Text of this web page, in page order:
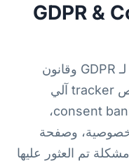
GDPR &
أدقق موقعكم الإلكتروني للامتثال لـ GDPR وقانون
cookie في الاتحاد الأوروبي. فحص tracker آلي
بالإضافة إلى مراجعة يدوية لـ consent banner،
وصفحة
تم العثور عليها